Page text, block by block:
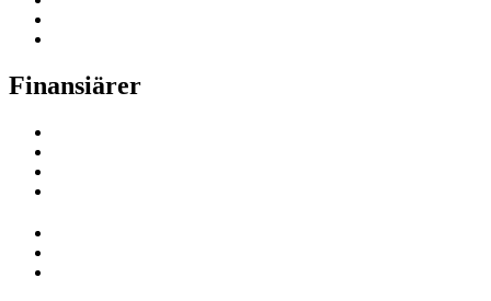
Finansiärer